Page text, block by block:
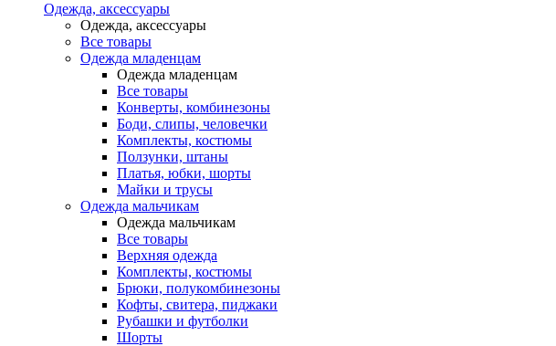
Одежда, аксессуары
Одежда, аксессуары
Все товары
Одежда младенцам
Одежда младенцам
Все товары
Конверты, комбинезоны
Боди, слипы, человечки
Комплекты, костюмы
Ползунки, штаны
Платья, юбки, шорты
Майки и трусы
Одежда мальчикам
Одежда мальчикам
Все товары
Верхняя одежда
Комплекты, костюмы
Брюки, полукомбинезоны
Кофты, свитера, пиджаки
Рубашки и футболки
Шорты